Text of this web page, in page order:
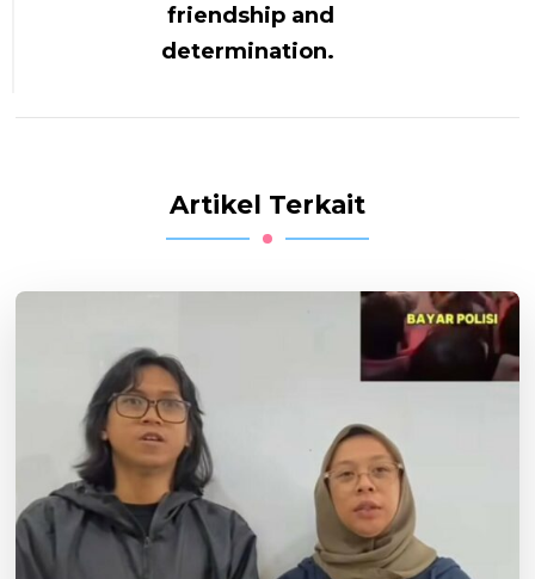
friendship and
determination.
Artikel Terkait